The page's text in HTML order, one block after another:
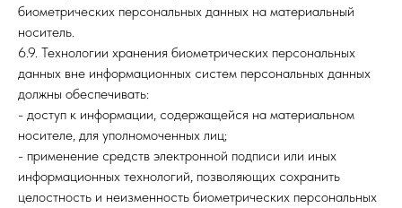
биометрических персональных данных на материальный
носитель.
6.9. Технологии хранения биометрических персональных
данных вне информационных систем персональных данных
должны обеспечивать:
- доступ к информации, содержащейся на материальном
носителе, для уполномоченных лиц;
- применение средств электронной подписи или иных
информационных технологий, позволяющих сохранить
целостность и неизменность биометрических персональных